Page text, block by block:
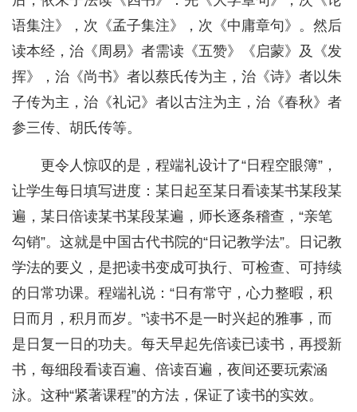
语集注》，次《孟子集注》，次《中庸章句》。然后
读本经，治《周易》者需读《五赞》《启蒙》及《发
挥》，治《尚书》者以蔡氏传为主，治《诗》者以朱
子传为主，治《礼记》者以古注为主，治《春秋》者
参三传、胡氏传等。
更令人惊叹的是，程端礼设计了“日程空眼簿”，
让学生每日填写进度：某日起至某日看读某书某段某
遍，某日倍读某书某段某遍，师长逐条稽查，“亲笔
勾销”。这就是中国古代书院的“日记教学法”。日记教
学法的要义，是把读书变成可执行、可检查、可持续
的日常功课。程端礼说：“日有常守，心力整暇，积
日而月，积月而岁。”读书不是一时兴起的雅事，而
是日复一日的功夫。每天早起先倍读已读书，再授新
书，每细段看读百遍、倍读百遍，夜间还要玩索涵
泳。这种“紧著课程”的方法，保证了读书的实效。